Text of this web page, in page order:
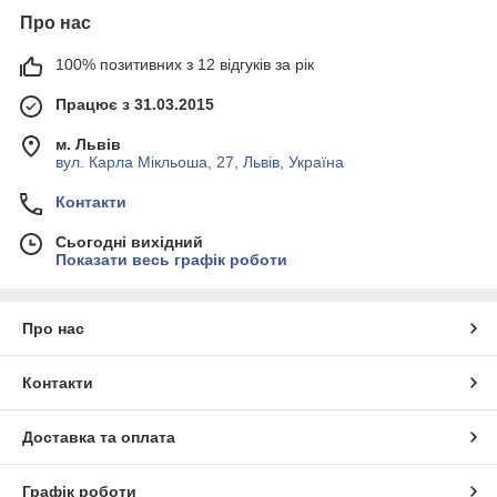
Про нас
100% позитивних з 12 відгуків за рік
Працює з 31.03.2015
м. Львів
вул. Карла Мікльоша, 27, Львів, Україна
Контакти
Сьогодні вихідний
Показати весь графік роботи
Про нас
Контакти
Доставка та оплата
Графік роботи